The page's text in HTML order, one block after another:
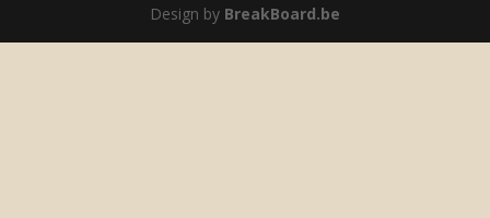
Design by BreakBoard.be